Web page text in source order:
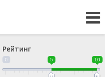
Рейтинг
0 5 10